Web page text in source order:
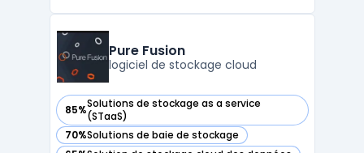
analyser leurs données à distance, en toute
sécurité et de ...Pure Fusion
logiciel de stockage cloud
85%Solutions de stockage as a service
(STaaS)
— voir Pure Fusion dans cette catégorie
70%Solutions de baie de stockage
— voir Pure Fusion dans cette catégorie